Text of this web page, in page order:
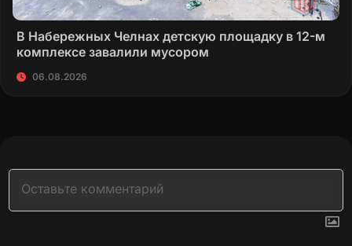
В Набережных Челнах детскую площадку в 12-м
комплексе завалили мусором
06.08.2026